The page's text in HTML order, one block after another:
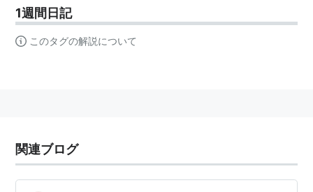
1週間日記
このタグの解説について
関連ブログ